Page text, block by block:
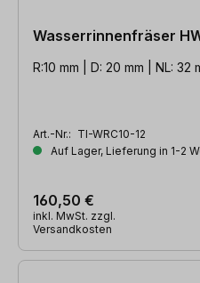
R:10 mm | D: 20 mm | NL: 32
Art.-Nr.: TI-WRC10-12
Auf Lager, Lieferung in 1-2
160,50 €
inkl. MwSt. zzgl.
Versandkosten